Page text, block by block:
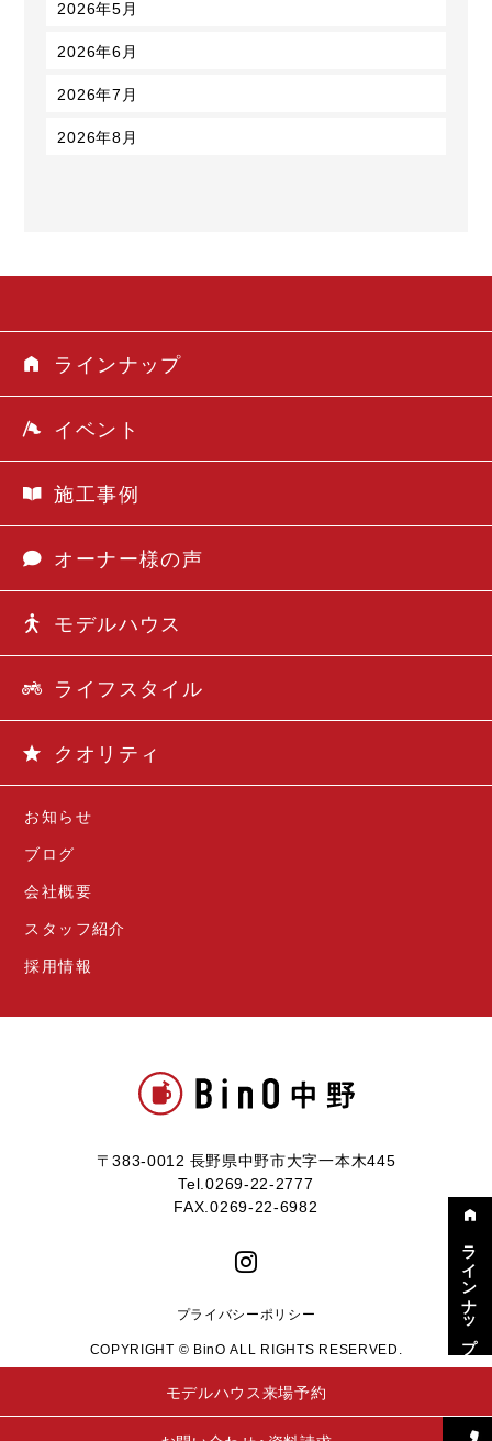
2026年5月
2026年6月
2026年7月
2026年8月
〒383-0012 長野県中野市大字一本木445
Tel.0269-22-2777
FAX.0269-22-6982
お知らせ
ブログ
会社概要
スタッフ紹介
採用情報
ラインナップ
イベント
施工事例
オーナー様の声
モデルハウス
ライフスタイル
クオリティ
プライバシーポリシー
COPYRIGHT © BinO ALL RIGHTS RESERVED.
モデルハウス来場予約
ラインナップ